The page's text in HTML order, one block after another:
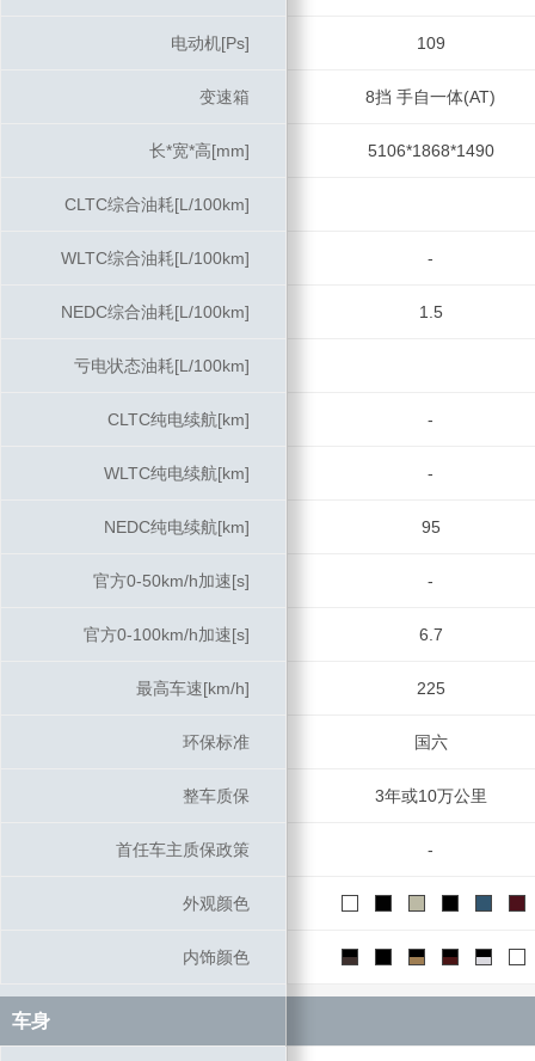
电动机[Ps] 109
变速箱 8挡 手自一体(AT)
长*宽*高[mm] 5106*1868*1490
CLTC综合油耗[L/100km]
WLTC综合油耗[L/100km] -
NEDC综合油耗[L/100km] 1.5
亏电状态油耗[L/100km]
CLTC纯电续航[km] -
WLTC纯电续航[km] -
NEDC纯电续航[km] 95
官方0-50km/h加速[s] -
官方0-100km/h加速[s] 6.7
最高车速[km/h] 225
环保标准 国六
整车质保 3年或10万公里
首任车主质保政策 -
外观颜色
内饰颜色
车身
电动机[Ps]
变速箱
长*宽*高[mm]
CLTC综合油耗[L/100km]
WLTC综合油耗[L/100km]
NEDC综合油耗[L/100km]
亏电状态油耗[L/100km]
CLTC纯电续航[km]
WLTC纯电续航[km]
NEDC纯电续航[km]
官方0-50km/h加速[s]
官方0-100km/h加速[s]
最高车速[km/h]
环保标准
整车质保
首任车主质保政策
外观颜色
内饰颜色
车身